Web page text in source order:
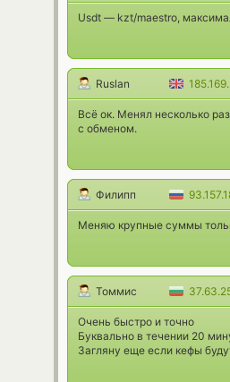
Usdt — kzt/maestro,
Ruslan
Всё ок. Менял несколько
с обменом.
Филипп
Меняю крупные суммы
Томмис
Очень быстро и точно
Буквально в течении 20
Загляну еще если кефы